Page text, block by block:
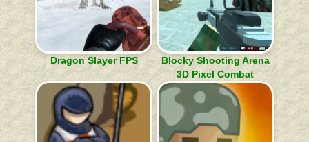
Dragon Slayer FPS
Blocky Shooting Arena
3D Pixel Combat